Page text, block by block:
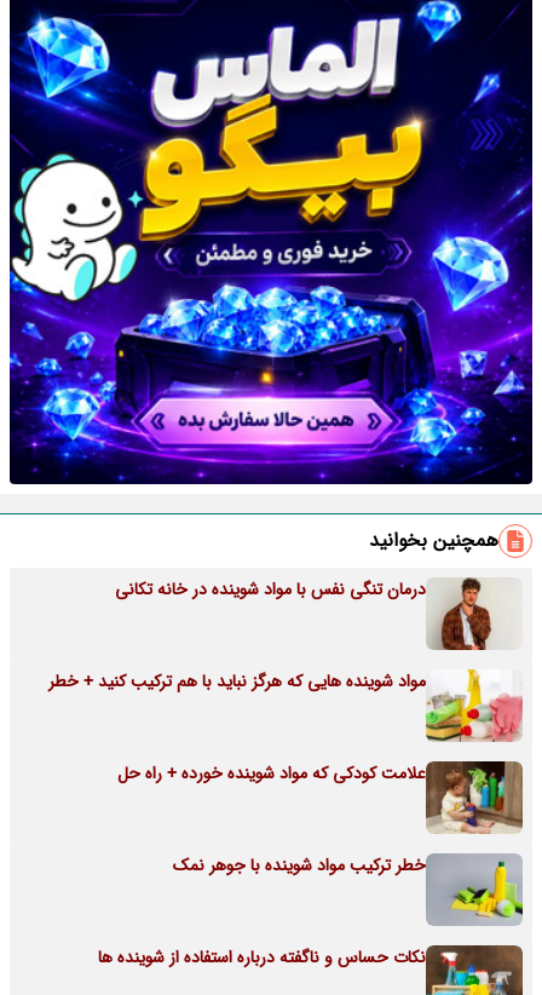
همچنین بخوانید
درمان تنگی نفس با مواد شوینده در خانه تکانی
مواد شوینده هایی که هرگز نباید با هم ترکیب کنید + خطر
علامت کودکی که مواد شوینده خورده + راه حل
خطر ترکیب مواد شوینده با جوهر نمک
نکات حساس و ناگفته درباره استفاده از شوینده ها